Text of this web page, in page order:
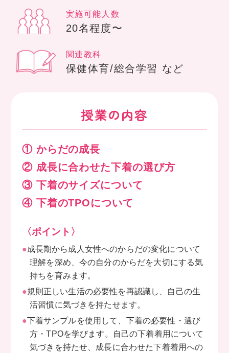
実施可能人数
20名程度〜
関連教科
保健体育/総合学習 など
授業の内容
① からだの成長
② 成長に合わせた下着の選び方
③ 下着のサイズについて
④ 下着のTPOについて
〈ポイント〉
●成長期から成人女性へのからだの変化について
理解を深め、今の自分のからだを大切にする気
持ちを育みます。
●規則正しい生活の必要性を再認識し、自己の生
活習慣に気づきを持たせます。
●下着サンプルを使用して、下着の必要性・選び
方・TPOを学びます。自己の下着着用について
気づきを持たせ、成長に合わせた下着着用への